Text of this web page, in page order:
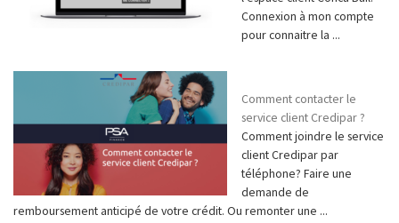
Connexion à mon compte
pour connaitre la ...
Comment contacter le
service client Credipar ?
Comment joindre le service
client Credipar par
téléphone? Faire une
demande de
remboursement anticipé de votre crédit. Ou remonter une ...